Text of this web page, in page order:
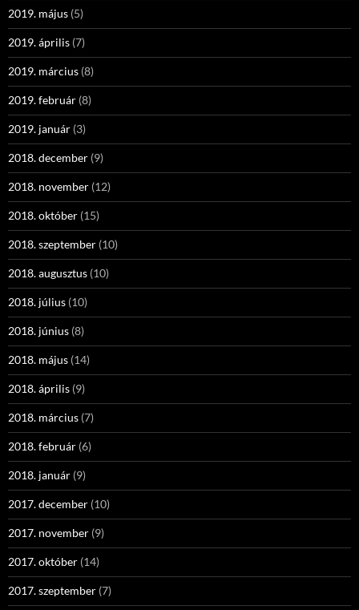
2019. május (5)
2019. április (7)
2019. március (8)
2019. február (8)
2019. január (3)
2018. december (9)
2018. november (12)
2018. október (15)
2018. szeptember (10)
2018. augusztus (10)
2018. július (10)
2018. június (8)
2018. május (14)
2018. április (9)
2018. március (7)
2018. február (6)
2018. január (9)
2017. december (10)
2017. november (9)
2017. október (14)
2017. szeptember (7)